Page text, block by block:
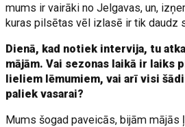
mums ir vairāki no Jelgavas, un,
kuras pilsētas vēl izlasē ir tik daudz
Dienā, kad notiek intervija, tu
mājām. Vai sezonas laikā ir laiks
lieliem lēmumiem, vai arī visi
paliek vasarai?
Mums šogad paveicās, bijām mājās